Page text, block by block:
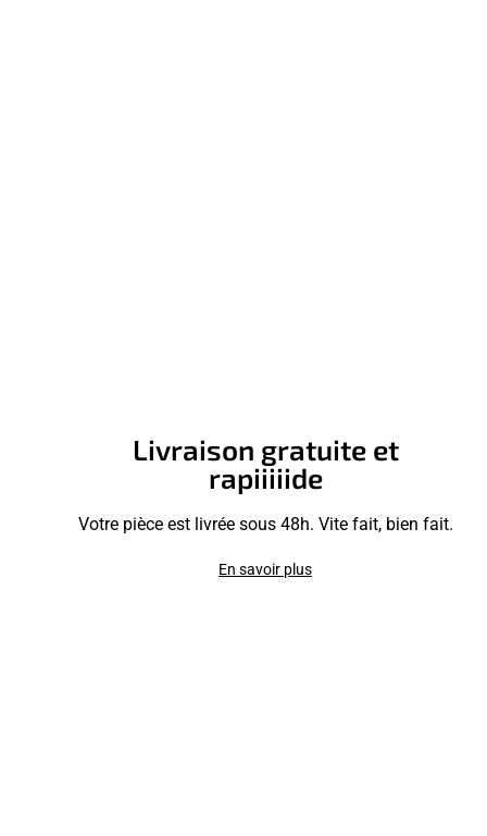
Livraison gratuite et
rapiiiiide
Votre pièce est livrée sous 48h. Vite fait, bien fait.
En savoir plus